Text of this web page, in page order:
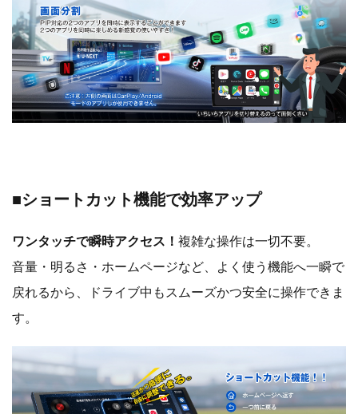
■ショートカット機能で効率アップ
ワンタッチで瞬時アクセス！ 複雑な操作は一切不要。
音量・明るさ・ホームページなど、よく使う機能へ一瞬で
戻れるから、ドライブ中もスムーズかつ安全に操作できま
す。